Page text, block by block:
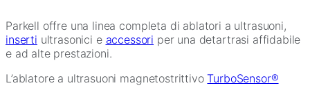
Parkell offre una linea completa di ablatori a ultrasuoni,
inserti ultrasonici e accessori per una detartrasi affidabile
e ad alte prestazioni.
L’ablatore a ultrasuoni magnetostrittivoTurboSensor®